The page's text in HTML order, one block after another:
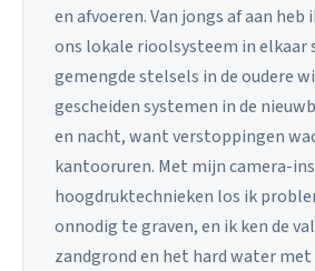
en afvoeren. Van jongs af aan heb
ons lokale rioolsysteem in elkaar
gemengde stelsels in de oudere
gescheiden systemen in de
en nacht, want verstoppingen
kantooruren. Met mijn camera-
hoogdruktechnieken los ik
onnodig te graven, en ik ken de
zandgrond en het hard water met